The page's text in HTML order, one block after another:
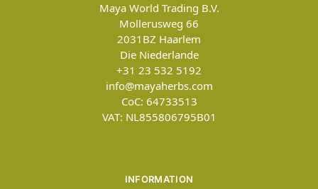
Maya World Trading B.V.
Mollerusweg 66
2031BZ Haarlem
Die Niederlande
+31 23 532 5192
info@mayaherbs.com
CoC: 64733513
VAT: NL855806795B01
INFORMATION